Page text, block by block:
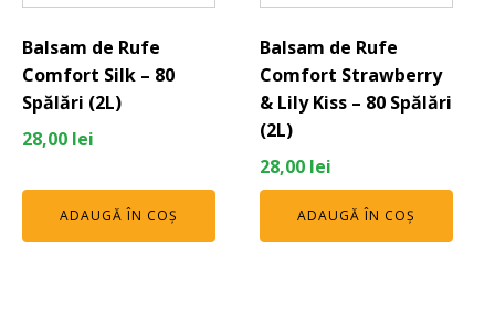
Balsam de Rufe
Comfort Silk – 80
Spălări (2L)
28,00 lei
ADAUGĂ ÎN COȘ
Balsam de Rufe
Comfort Strawberry
& Lily Kiss – 80 Spălări
(2L)
28,00 lei
ADAUGĂ ÎN COȘ